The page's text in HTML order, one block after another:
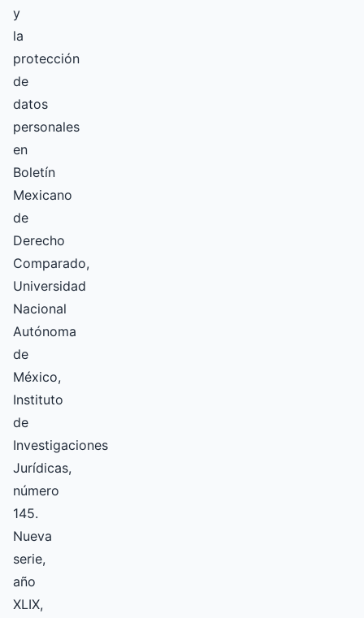
y
la
protección
de
datos
personales
en
Boletín
Mexicano
de
Derecho
Comparado,
Universidad
Nacional
Autónoma
de
México,
Instituto
de
Investigaciones
Jurídicas,
número
145.
Nueva
serie,
año
XLIX,